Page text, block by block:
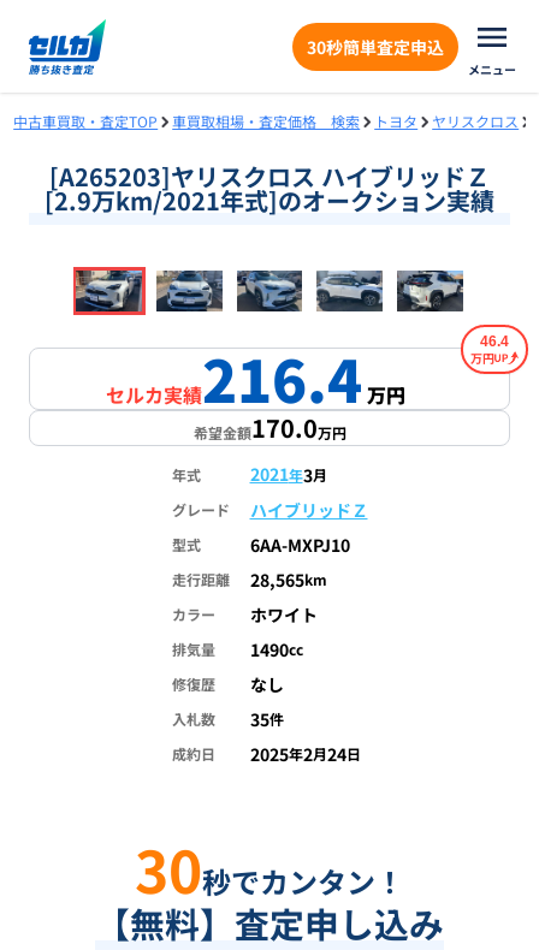
30秒簡単査定申込
メニュー
中古車買取・査定TOP 車買取相場・査定価格 検索 トヨタ ヤリスクロス
[A265203]ヤリスクロス ハイブリッドＺ
[2.9万km/2021年式]のオークション実績
1/18
セルカ実績216.4万円
46.4
万円
希望金額170.0万円
年式 2021年3月
グレード
ハイブリッドＺ
型式 6AA-MXPJ10
走行距離 28,565km
カラー
ホワイト
排気量 1490cc
修復歴
なし
入札数 35件
成約日
2025年2月24日
30秒でカンタン！
【無料】査定申し込み